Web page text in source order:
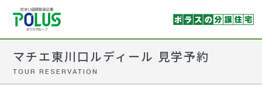
マチエ東川口ルディール 見学予約
TOUR RESERVATION